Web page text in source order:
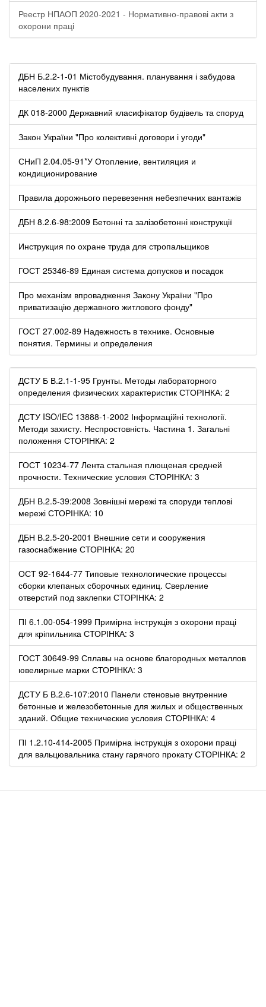
Реестр НПАОП 2020-2021 - Нормативно-правові акти з
охорони праці
ДБН Б.2.2-1-01 Містобудування. планування і забудова
населених пунктів
ДК 018-2000 Державний класифікатор будівель та споруд
Закон України "Про колективні договори і угоди"
СНиП 2.04.05-91*У Отопление, вентиляция и
кондиционирование
Правила дорожнього перевезення небезпечних вантажів
ДБН 8.2.6-98:2009 Бетонні та залізобетонні конструкції
Инструкция по охране труда для стропальщиков
ГОСТ 25346-89 Единая система допусков и посадок
Про механізм впровадження Закону України "Про
приватизацію державного житлового фонду"
ГОСТ 27.002-89 Надежность в технике. Основные
понятия. Термины и определения
ДСТУ Б В.2.1-1-95 Грунты. Методы лабораторного
определения физических характеристик СТОРІНКА: 2
ДСТУ ISO/IEC 13888-1-2002 Інформаційні технології.
Методи захисту. Неспростовність. Частина 1. Загальні
положення СТОРІНКА: 2
ГОСТ 10234-77 Лента стальная плющеная средней
прочности. Технические условия СТОРІНКА: 3
ДБН В.2.5-39:2008 Зовнішні мережі та споруди теплові
мережі СТОРІНКА: 10
ДБН В.2.5-20-2001 Внешние сети и сооружения
газоснабжение СТОРІНКА: 20
ОСТ 92-1644-77 Типовые технологические процессы
сборки клепаных сборочных единиц. Сверление
отверстий под заклепки СТОРІНКА: 2
ПІ 6.1.00-054-1999 Примірна інструкція з охорони праці
для кріпильника СТОРІНКА: 3
ГОСТ 30649-99 Сплавы на основе благородных металлов
ювелирные марки СТОРІНКА: 3
ДСТУ Б В.2.6-107:2010 Панели стеновые внутренние
бетонные и железобетонные для жилых и общественных
зданий. Общие технические условия СТОРІНКА: 4
ПІ 1.2.10-414-2005 Примірна інструкція з охорони праці
для вальцювальника стану гарячого прокату СТОРІНКА: 2